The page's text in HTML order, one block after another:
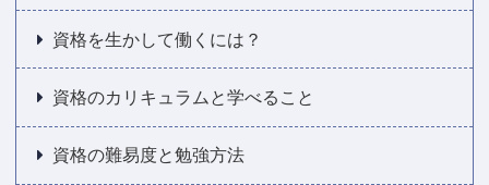
資格を生かして働くには？
資格のカリキュラムと学べること
資格の難易度と勉強方法